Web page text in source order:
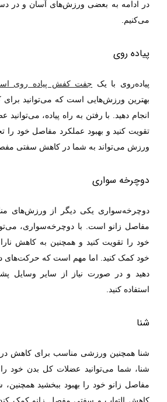
در ادامه به بعضی ورزش‌های آسان و در
می‌کنیم.
پیاده روی
پیاده‌روی با یک جفت کفش پیاده روی
بهترین ورزشهایی است که میتوانید
انجام دهید. با رفتن به راه پیاده، میتوانید
تقویت کنید و بهبود عملکرد مفاصل خود را
ورزش میتواند به شما در کاهش سفتی
دوچرخه سواری
دوچرخهسواری یکی دیگر از ورزشهای
مفاصل زانو است. با دوچرخهسواری، می
خود را تقویت کنید و همچنین به کاهش
خود کمک کنید. اما مهم است که حرکتهای
دهید و در صورت نیاز از سایر وسایل
استفاده کنید.
شنا
شنا همچنین ورزشی مناسب برای کاهش
شنا، شما میتوانید عضلات کل بدن خود
مفاصل زانو خود را بهبود ببخشید